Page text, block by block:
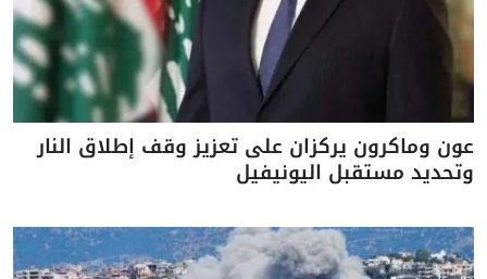
عون وماكرون يركزان على تعزيز وقف إطلاق النار
وتحديد مستقبل اليونيفيل